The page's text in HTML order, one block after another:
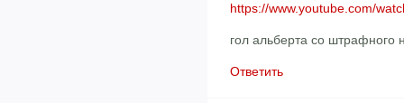
https://www.youtube.com/
гол альберта со штрафного
Ответить